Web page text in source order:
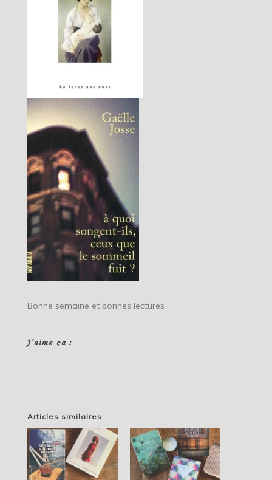
Bonne semaine et bonnes lectures
J’aime ça :
Articles similaires